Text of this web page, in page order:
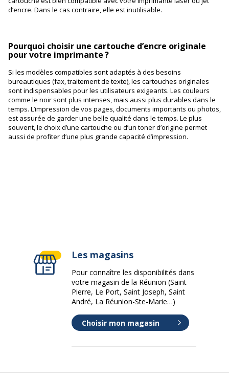
d’encre. Dans le cas contraire, elle est inutilisable.
Pourquoi choisir une cartouche d’encre originale
pour votre imprimante ?
Si les modèles compatibles sont adaptés à des besoins
bureautiques (fax, traitement de texte), les cartouches originales
sont indispensables pour les utilisateurs exigeants. Les couleurs
comme le noir sont plus intenses, mais aussi plus durables dans le
temps. L’impression de vos pages, documents importants ou photos,
est assurée de garder une belle qualité dans le temps. Le plus
souvent, le choix d’une cartouche ou d’un toner d’origine permet
aussi de profiter d’une plus grande capacité d’impression.
Les magasins
Pour connaître les disponibilités dans
votre magasin de la Réunion (Saint
Pierre, Le Port, Saint Joseph, Saint
André, La Réunion-Ste-Marie…)
Choisir mon magasin